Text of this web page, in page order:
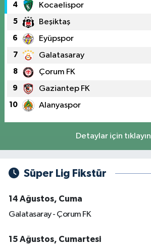
4 Kocaelispor
5 Beşiktaş
6 Eyüpspor
7 Galatasaray
8 Çorum FK
9 Gaziantep FK
10 Alanyaspor
Detaylar için tıklayın
Süper Lig Fikstür
14 Ağustos, Cuma
Galatasaray - Çorum FK
15 Ağustos, Cumartesi